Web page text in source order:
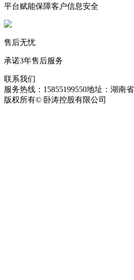
平台赋能保障客户信息安全
售后无忧
承诺3年售后服务
联系我们
服务热线：15855199550地址：湖南
版权所有© 卧涛控股有限公司